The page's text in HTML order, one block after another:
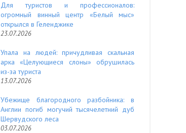
Для туристов и профессионалов:
огромный винный центр «Белый мыс»
открылся в Геленджике
23.07.2026
Упала на людей: причудливая скальная
арка «Целующиеся слоны» обрушилась
из-за туриста
13.07.2026
Убежище благородного разбойника: в
Англии погиб могучий тысячелетний дуб
Шервудского леса
03.07.2026